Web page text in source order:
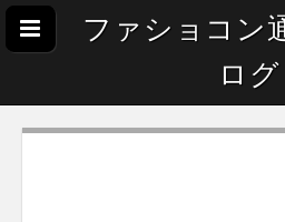
ファショコン
ログ